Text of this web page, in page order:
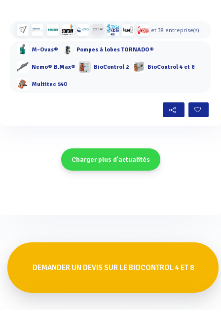
et 38 entreprise(s)
M-Ovas® Pompes à lobes TORNADO®
Nemo® B.Max® BioControl 2 BioControl 4 et 8
Multitec 540
Charger plus d'actualités
DEMANDER UN DEVIS SUR LE BIOCONTROL 4 ET 8